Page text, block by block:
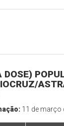
DOSE)
11 de março